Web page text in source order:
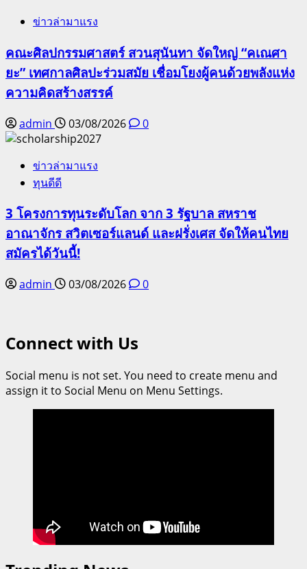
ข่าวล่ามาแรง
คณะศิลปกรรมศาสตร์ สวนสุนันทา จัดใหญ่ “คเณศา
ยะ” เทศกาลศิลปะร่วมสมัย เชื่อมโยงผู้คนด้วยพลังแห่ง
ความคิดสร้างสรรค์
admin 03/08/2026 0
ข่าวล่ามาแรง
ทุนดีดี
3 โครงการทุนระดับโลก จาก 3 รัฐบาล สหราช
อาณาจักร สวิตเซอร์แลนด์ และฝรั่งเศส จัดให้คนไทย
สมัครได้วันนี้!
admin 03/08/2026 0
Connect with Us
Social menu is not set. You need to create menu and
assign it to Social Menu on Menu Settings.